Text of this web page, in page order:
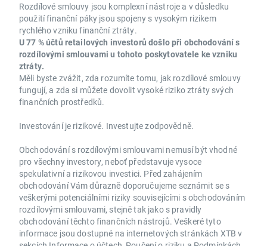
Rozdílové smlouvy jsou komplexní nástroje a v důsledku
použití finanční páky jsou spojeny s vysokým rizikem
rychlého vzniku finanční ztráty.
U 77 % účtů retailových investorů došlo při obchodování s
rozdílovými smlouvami u tohoto poskytovatele ke vzniku
ztráty.
Měli byste zvážit, zda rozumíte tomu, jak rozdílové smlouvy
fungují, a zda si můžete dovolit vysoké riziko ztráty svých
finančních prostředků.
Investování je rizikové. Investujte zodpovědně.
Obchodování s rozdílovými smlouvami nemusí být vhodné
pro všechny investory, neboť představuje vysoce
spekulativní a rizikovou investici. Před zahájením
obchodování Vám důrazně doporučujeme seznámit se s
veškerými potenciálními riziky souvisejícími s obchodováním
rozdílovými smlouvami, stejně tak jako s pravidly
obchodování těchto finančních nástrojů. Veškeré tyto
informace jsou dostupné na internetových stránkách XTB v